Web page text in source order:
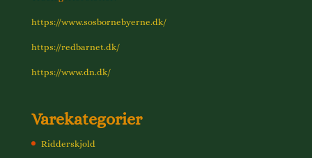
https://www.sosbornebyerne.dk/
https://redbarnet.dk/
https://www.dn.dk/
Varekategorier
Ridderskjold